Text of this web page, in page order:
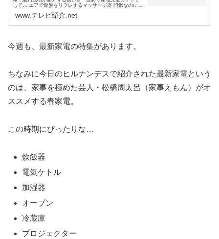
して… エアで骨盤をリフレするマッサージ器 印鑑なのに家
（ペットの毛、ゴミが...
www.テレビ紹介.net
今週も、最新家電の特集があります。
ちなみに今日のヒルナンデスで紹介された最新家電という
のは、家事を極めた芸人・松橋周太呂（家事えもん）がオ
ススメする春家電。
この時期にぴったりな…
炊飯器
電気ケトル
加湿器
オーブン
冷蔵庫
プロジェクター